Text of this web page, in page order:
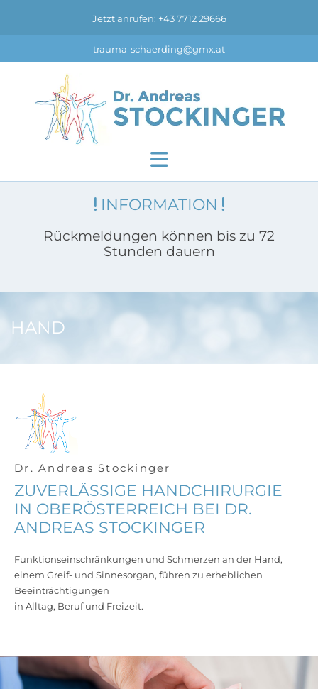
Jetzt anrufen: +43 7712 29666
trauma-schaerding@gmx.at
INFORMATION
Rückmeldungen können bis zu 72
Stunden dauern
HAND
Dr. Andreas Stockinger
ZUVERLÄSSIGE HANDCHIRURGIE
IN OBERÖSTERREICH BEI DR.
ANDREAS STOCKINGER
Funktionseinschränkungen und Schmerzen an der Hand,
einem Greif- und Sinnesorgan, führen zu erheblichen
Beeinträchtigungen
in Alltag, Beruf und Freizeit.